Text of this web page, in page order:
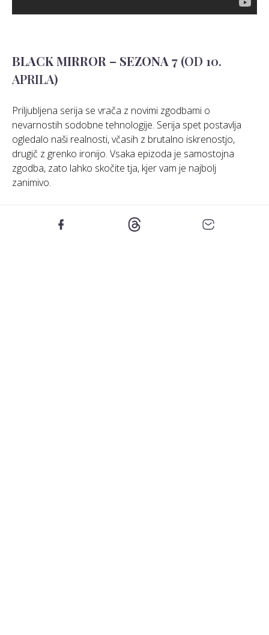
BLACK MIRROR – SEZONA 7 (OD 10.
APRILA)
Priljubljena serija se vrača z novimi zgodbami o
nevarnostih sodobne tehnologije. Serija spet postavlja
ogledalo naši realnosti, včasih z brutalno iskrenostjo,
drugič z grenko ironijo. Vsaka epizoda je samostojna
zgodba, zato lahko skočite tja, kjer vam je najbolj
zanimivo.